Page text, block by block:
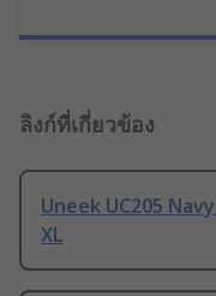
ลิงก์ที่เกี่ยวข้อง
Uneek UC205
XL